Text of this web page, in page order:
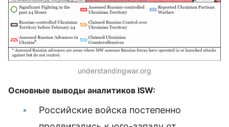
understandingwar.org
Основные выводы аналитиков ISW:
Российские войска постепенно